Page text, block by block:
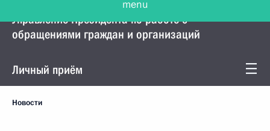
Управление Президента по работе с
обращениями граждан и организаций
Личный приём
Новости